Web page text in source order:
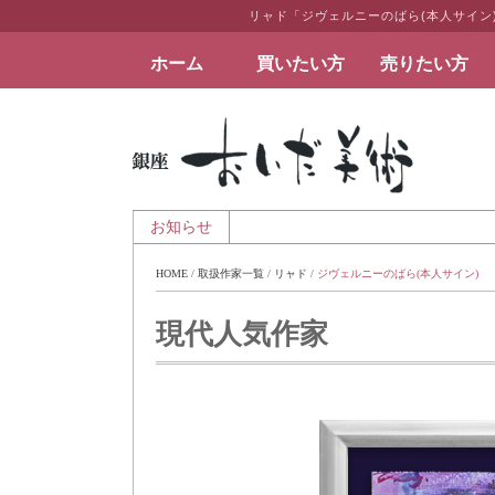
リャド「ジヴェルニーのばら(本人サイ
ホーム 買いたい方 売りたい方
絵画など美術品の販売と買取 | 東京・銀座 おい
お知らせ
HOME / 取扱作家一覧 / リャド / ジヴェルニーのばら(本人サイン)
現代人気作家